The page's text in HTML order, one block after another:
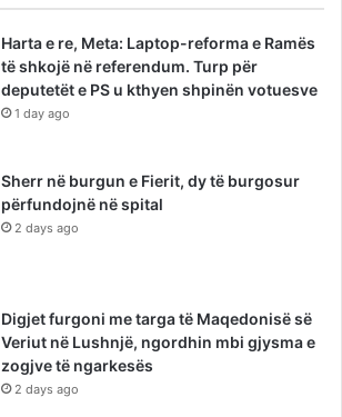
Harta e re, Meta: Laptop-reforma e Ramës
të shkojë në referendum. Turp për
deputetët e PS u kthyen shpinën votuesve
1 day ago
Sherr në burgun e Fierit, dy të burgosur
përfundojnë në spital
2 days ago
Digjet furgoni me targa të Maqedonisë së
Veriut në Lushnjë, ngordhin mbi gjysma e
zogjve të ngarkesës
2 days ago